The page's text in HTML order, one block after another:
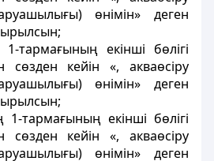
өнімін» деген
тармағының екінші бөлігі
сөзден кейін «, акваөсіру
өнімін» деген
1-тармағының екінші бөлігі
сөзден кейін «, акваөсіру
өнімін» деген